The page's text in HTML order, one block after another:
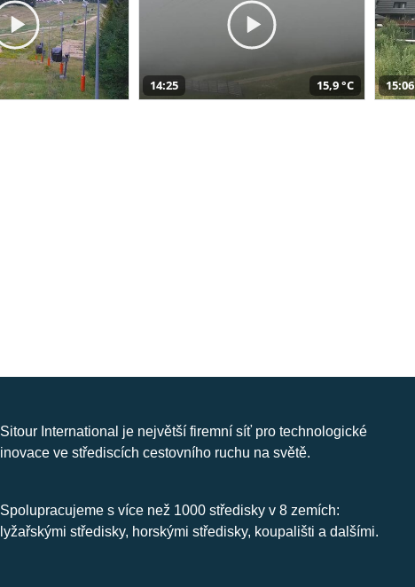
14:25 15,9 °C 15:06
Sitour International je největší firemní síť pro technologické
inovace ve střediscích cestovního ruchu na světě.
Spolupracujeme s více než 1000 středisky v 8 zemích:
lyžařskými středisky, horskými středisky, koupališti a dalšími.